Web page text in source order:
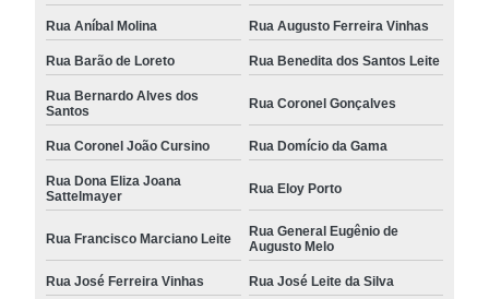
Rua Aníbal Molina Rua Augusto Ferreira Vinhas
Rua Barão de Loreto Rua Benedita dos Santos Leite
Rua Bernardo Alves dos
Santos
Rua Coronel Gonçalves
Rua Coronel João Cursino Rua Domício da Gama
Rua Dona Eliza Joana
Sattelmayer
Rua Eloy Porto
Rua Francisco Marciano Leite
Rua General Eugênio de
Augusto Melo
Rua José Ferreira Vinhas
Rua José Leite da Silva